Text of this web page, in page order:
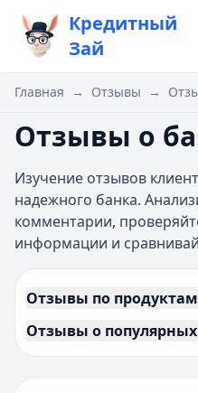
Кредитный
Зай
Главная → Отзывы →
Отзывы о
Изучение отзывов
надежного банка.
комментарии,
информации и
Отзывы по
Отзывы о